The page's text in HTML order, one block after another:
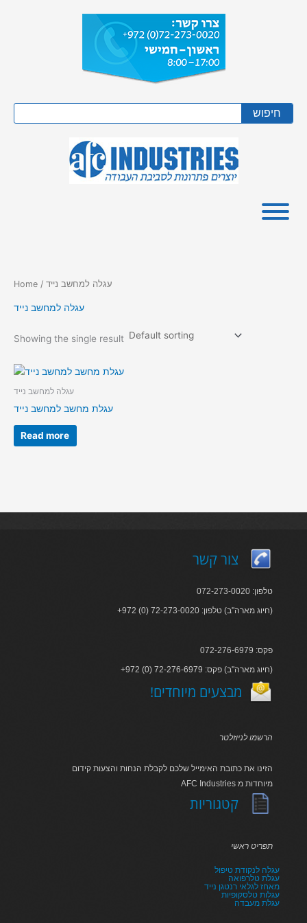
חיפוש
Home / עגלה למחשב נייד
עגלה למחשב נייד
Showing the single result
עגלה למחשב נייד
עגלת מחשב למחשב נייד
Read more
צור קשר
טלפון: 072-273-0020
+972 (0) 72-273-0020 :חיוג מארה"ב) טלפון)
פקס: 072-276-6979
+972 (0) 72-276-6979 :חיוג מארה"ב) פקס)
!מבצעים מיוחדים
הרשמו לניוזלטר
הזינו את כתובת האימייל שלכם לקבלת הנחות והצעות קידום
AFC Industries מיוחדות מ
קטגוריות
תפריט ראשי
עגלה לנקודת טיפול
עגלת טלרפואה
מאחז לגלאי רנטגן נייד
עגלות טלסקופיות
עגלת מעבדה